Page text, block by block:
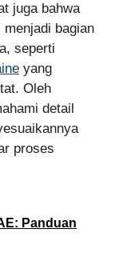
juga bahwa
bagian
seperti
yang
Oleh
detail
proses
Panduan